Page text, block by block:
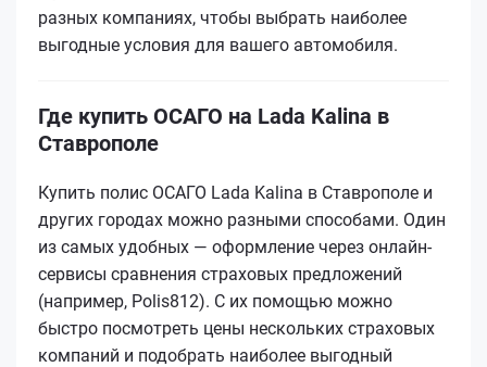
разных компаниях, чтобы выбрать наиболее
выгодные условия для вашего автомобиля.
Где купить ОСАГО на Lada Kalina в
Ставрополе
Купить полис ОСАГО Lada Kalina в Ставрополе и
других городах можно разными способами. Один
из самых удобных — оформление через онлайн-
сервисы сравнения страховых предложений
(например, Polis812). С их помощью можно
быстро посмотреть цены нескольких страховых
компаний и подобрать наиболее выгодный